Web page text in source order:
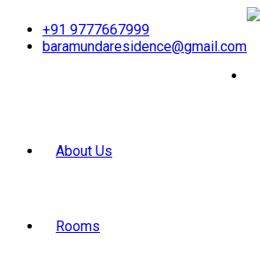
content
+91 9777667999
baramundaresidence@gmail.com
About Us
Rooms